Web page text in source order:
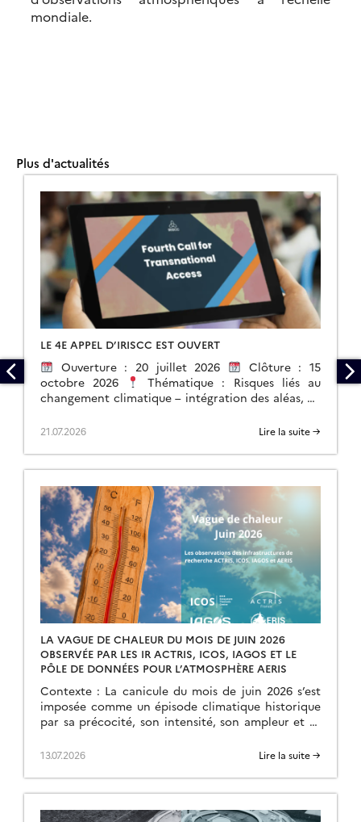
mondiale.
Plus d'actualités
LE 4E APPEL D’IRISCC EST OUVERT
Ouverture : 20 juillet 2026
Clôture : 15
octobre 2026
Thématique : Risques liés au
changement climatique – intégration des aléas, de
21.07.2026 Lire la suite →
LA VAGUE DE CHALEUR DU MOIS DE JUIN 2026
OBSERVÉE PAR LES IR ACTRIS, ICOS, IAGOS ET LE
PÔLE DE DONNÉES POUR L’ATMOSPHÈRE AERIS
Contexte : La canicule du mois de juin 2026 s’est
imposée comme un épisode climatique historique
par sa précocité, son intensité, son ampleur et sa
13.07.2026 Lire la suite →